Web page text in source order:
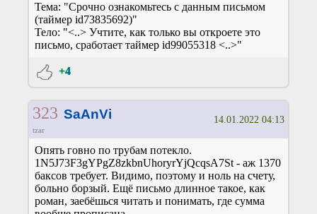
Тема: "Срочно ознакомьтесь с данным письмом
(таймер id73835692)"
Тело: "<..> Учтите, как только вы откроете это
письмо, сработает таймер id99055318 <..>"
+4
323 SaAnVi
tzar
14.01.2022 04:13
Опять говно по трубам потекло.
1N5J73F3gYPgZ8zkbnUhoryrYjQcqsA7St - аж 1370
баксов требует. Видимо, поэтому и ноль на счету,
больно борзый. Ещё письмо длинное такое, как
роман, заебёшься читать и понимать, где сумма